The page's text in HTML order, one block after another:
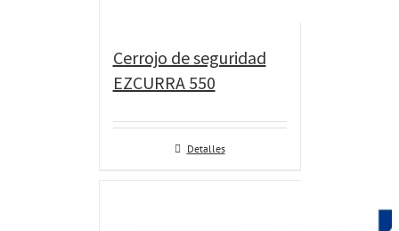
Cerrojo de seguridad
EZCURRA 550
Detalles